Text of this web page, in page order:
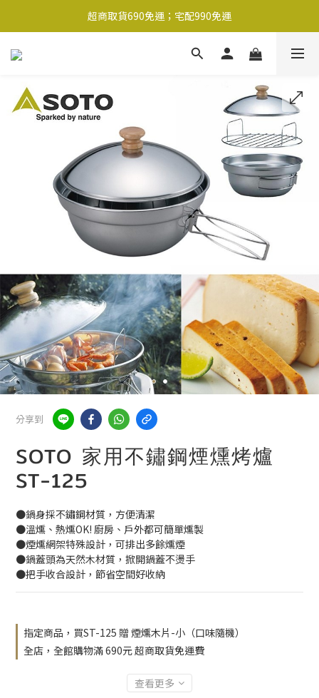
超商取貨690免運；宅配990免運
超商取貨690免運；宅配990免運
分享到
SOTO 家用不鏽鋼煙燻烤爐
ST-125
●鍋身採不鏽鋼材質，方便清潔
●溫燻、熱燻OK! 廚房、戶外都可簡單燻製
●煙燻網架特殊設計，可排出多餘燻煙
●鍋蓋頭為天然木材質，掀開鍋蓋不燙手
●把手收合設計，節省空間好收納
指定商品，買ST-125 贈 煙燻木片-小（口味隨機）
全店，全館購物滿 690元 超商取貨免運費
查看更多